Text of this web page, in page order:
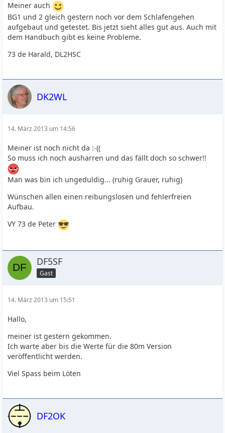
Meiner auch
BG1 und 2 gleich gestern noch vor dem Schlafengehen
aufgebaut und getestet. Bis jetzt sieht alles gut aus. Auch mit
dem Handbuch gibt es keine Probleme.
73 de Harald, DL2HSC
DK2WL
14. März 2013 um 14:56
Meiner ist noch nicht da :-((
So muss ich noch ausharren und das fällt doch so schwer!!
Man was bin ich ungeduldig... (ruhig Grauer, ruhig)
Wünschen allen einen reibungslosen und fehlerfreien
Aufbau.
VY 73 de Peter
DF5SF
Gast
14. März 2013 um 15:51
Hallo,
meiner ist gestern gekommen.
Ich warte aber bis die Werte für die 80m Version
veröffentlicht werden.
Viel Spass beim Löten
DF2OK